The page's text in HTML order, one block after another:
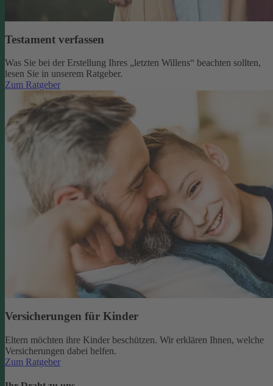
Testament verfassen
Was Sie bei der Erstellung Ihres „letzten Willens“ beachten sollten,
lesen Sie in unserem Ratgeber.
Zum Ratgeber
Versicherungen für Kinder
Eltern möchten ihre Kinder beschützen. Wir erklären Ihnen, welche
Versicherungen dabei helfen.
Zum Ratgeber